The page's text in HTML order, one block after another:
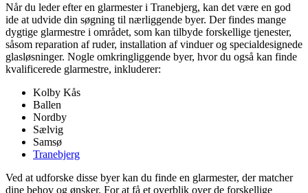
Når du leder efter en glarmester i Tranebjerg, kan det være en god
ide at udvide din søgning til nærliggende byer. Der findes mange
dygtige glarmestre i området, som kan tilbyde forskellige tjenester,
såsom reparation af ruder, installation af vinduer og specialdesignede
glasløsninger. Nogle omkringliggende byer, hvor du også kan finde
kvalificerede glarmestre, inkluderer:
Kolby Kås
Ballen
Nordby
Sælvig
Samsø
Tranebjerg
Ved at udforske disse byer kan du finde en glarmester, der matcher
dine behov og ønsker. For at få et overblik over de forskellige